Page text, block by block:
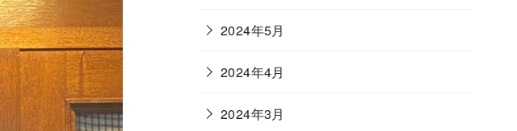
2024年5月
2024年4月
2024年3月